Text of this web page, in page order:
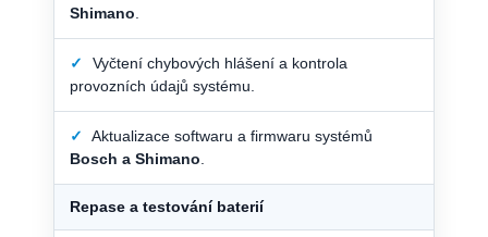
Shimano
✓
Vyčtení chybových hlášení a kontrola
provozních údajů systému.
✓
Aktualizace softwaru a firmwaru systémů
Bosch a Shimano
Repase a testování baterií